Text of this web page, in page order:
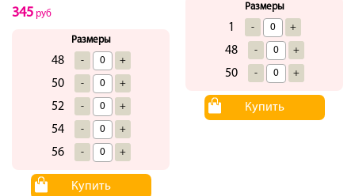
345 руб
Размеры
48 - +
50 - +
52 - +
54 - +
56 - +
Купить
Размеры
1 - +
48 - +
50 - +
Купить